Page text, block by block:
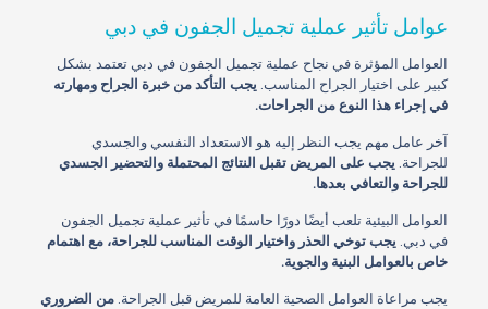
عوامل تأثير عملية تجميل الجفون في دبي
العوامل المؤثرة في نجاح عملية تجميل الجفون في دبي تعتمد بشكل
كبير على اختيار الجراح المناسب. يجب التأكد من خبرة الجراح ومهارته
في إجراء هذا النوع من الجراحات.
آخر عامل مهم يجب النظر إليه هو الاستعداد النفسي والجسدي
للجراحة. يجب على المريض تقبل النتائج المحتملة والتحضير الجسدي
للجراحة والتعافي بعدها.
العوامل البيئية تلعب أيضًا دورًا حاسمًا في تأثير عملية تجميل الجفون
في دبي. يجب توخي الحذر واختيار الوقت المناسب للجراحة، مع اهتمام
خاص بالعوامل البنية والجوية.
يجب مراعاة العوامل الصحية العامة للمريض قبل الجراحة. من الضروري